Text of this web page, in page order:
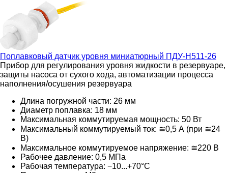
Поплавковый датчик уровня миниатюрный ПДУ-Н511-26
Прибор для регулирования уровня жидкости в резервуаре,
защиты насоса от сухого хода, автоматизации процесса
наполнения/осушения резервуара
Длина погружной части: 26 мм
Диаметр поплавка: 18 мм
Максимальная коммутируемая мощность: 50 Вт
Максимальный коммутируемый ток: ≅0,5 А (при ≅24
В)
Максимальное коммутируемое напряжение: ≅220 В
Рабочее давление: 0,5 МПа
Рабочая температура: −10...+70°С